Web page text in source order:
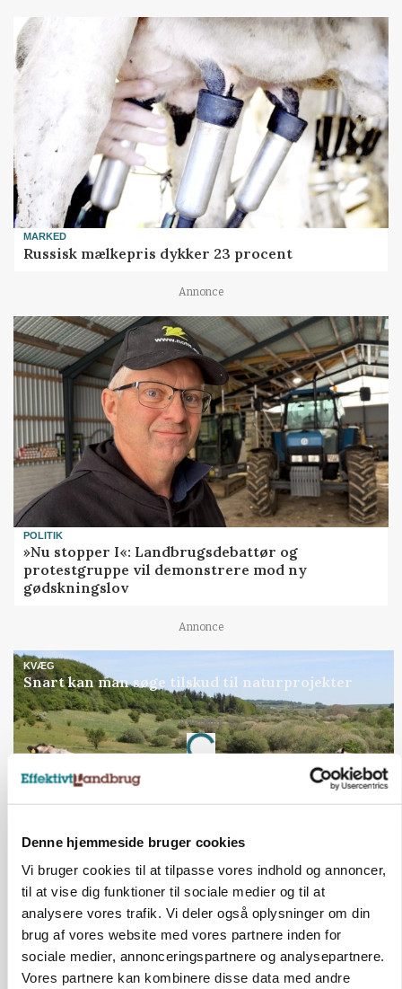
Denne hjemmeside bruger cookies
Vi bruger cookies til at tilpasse vores indhold og annoncer,
til at vise dig funktioner til sociale medier og til at
analysere vores trafik. Vi deler også oplysninger om din
brug af vores website med vores partnere inden for
sociale medier, annonceringspartnere og analysepartnere.
Vores partnere kan kombinere disse data med andre
MARKED
Russisk mælkepris dykker 23 procent
Annonce
POLITIK
»Nu stopper I«: Landbrugsdebattør og
protestgruppe vil demonstrere mod ny
gødskningslov
Annonce
KVÆG
Snart kan man søge tilskud til naturprojekter
Annonce
Loading...